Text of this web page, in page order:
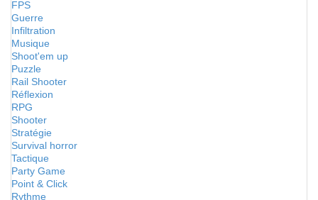
FPS
Guerre
Infiltration
Musique
Shoot'em up
Puzzle
Rail Shooter
Réflexion
RPG
Shooter
Stratégie
Survival horror
Tactique
Party Game
Point & Click
Rythme